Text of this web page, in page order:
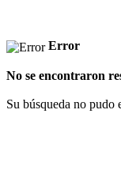
Error
No se encontraron
Su búsqueda no pudo